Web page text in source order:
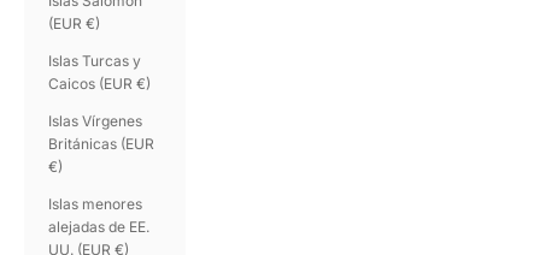
(EUR €)
Islas Turcas y
Caicos (EUR €)
Islas Vírgenes
Británicas (EUR
€)
Islas menores
alejadas de EE.
UU. (EUR €)